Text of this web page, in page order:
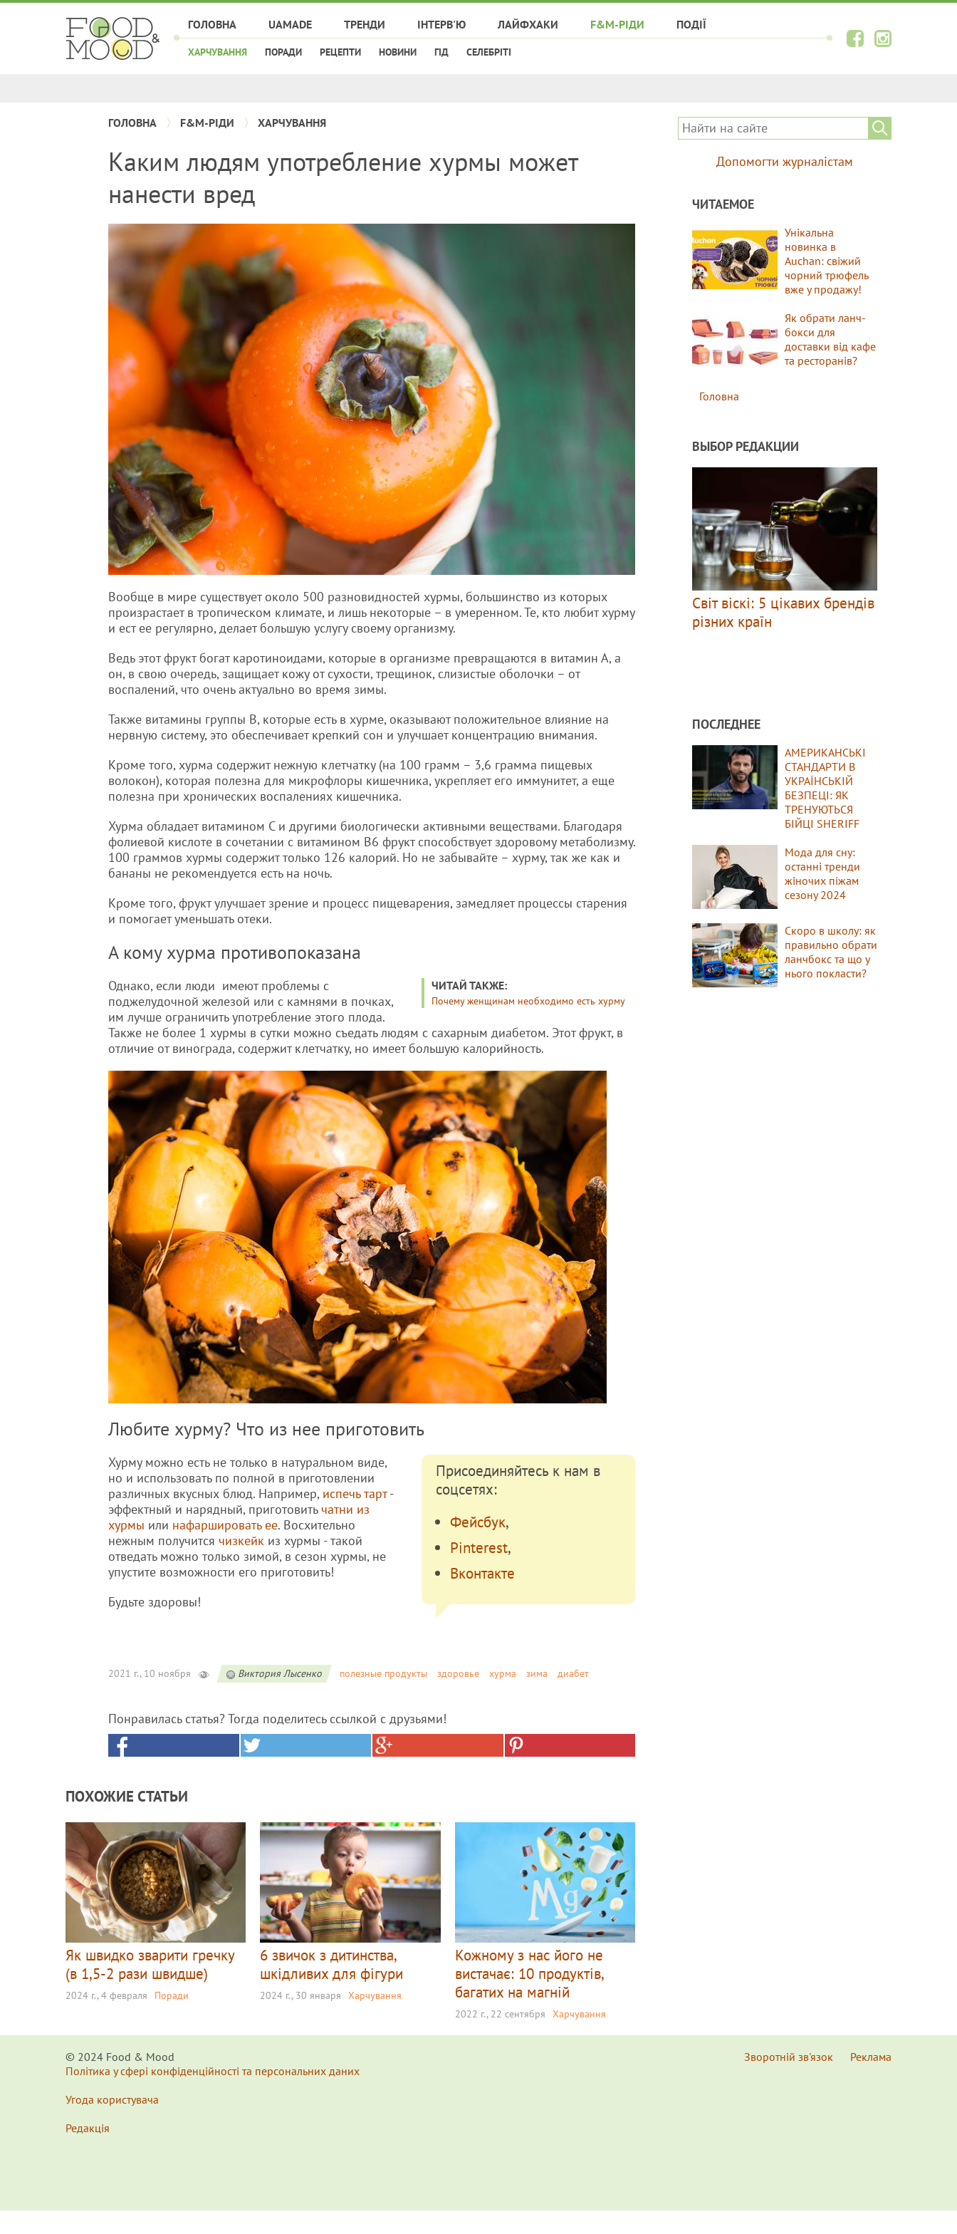
ГОЛОВНА UAMADE ТРЕНДИ ІНТЕРВ'Ю ЛАЙФХАКИ F&M-РІДИ
ХАРЧУВАННЯ ПОРАДИ РЕЦЕПТИ НОВИНИ ГІД СЕЛЕБРІТІ
ПОДІЇ
ГОЛОВНА F&M-РІДИ ХАРЧУВАННЯ
Каким людям употребление хурмы может
нанести вред
Вообще в мире существует около 500 разновидностей хурмы, большинство из которых
произрастает в тропическом климате, и лишь некоторые – в умеренном. Те, кто любит хурму
и ест ее регулярно, делает большую услугу своему организму.
Ведь этот фрукт богат каротиноидами, которые в организме превращаются в витамин А, а
он, в свою очередь, защищает кожу от сухости, трещинок, слизистые оболочки – от
воспалений, что очень актуально во время зимы.
Также витамины группы B, которые есть в хурме, оказывают положительное влияние на
нервную систему, это обеспечивает крепкий сон и улучшает концентрацию внимания.
Кроме того, хурма содержит нежную клетчатку (на 100 грамм – 3,6 грамма пищевых
волокон), которая полезна для микрофлоры кишечника, укрепляет его иммунитет, а еще
полезна при хронических воспалениях кишечника.
Хурма обладает витамином С и другими биологически активными веществами. Благодаря
фолиевой кислоте в сочетании с витамином В6 фрукт способствует здоровому метаболизму.
100 граммов хурмы содержит только 126 калорий. Но не забывайте – хурму, так же как и
бананы не рекомендуется есть на ночь.
Кроме того, фрукт улучшает зрение и процесс пищеварения, замедляет процессы старения
и помогает уменьшать отеки.
А кому хурма противопоказана
ЧИТАЙ ТАКЖЕ:
Почему женщинам необходимо есть хурму
Однако, если люди имеют проблемы с
поджелудочной железой или с камнями в почках,
им лучше ограничить употребление этого плода.
Также не более 1 хурмы в сутки можно съедать людям с сахарным диабетом. Этот фрукт, в
отличие от винограда, содержит клетчатку, но имеет большую калорийность.
Любите хурму? Что из нее приготовить
Присоединяйтесь к нам в
соцсетях:
Фейсбук,
Pinterest,
Вконтакте
Хурму можно есть не только в натуральном виде,
но и использовать по полной в приготовлении
различных вкусных блюд. Например, испечь тарт-
эффектный и нарядный, приготовитьчатни из
хурмы или нафаршировать ее. Восхительно
нежным получится чизкейк из хурмы - такой
отведать можно только зимой, в сезон хурмы, не
упустите возможности его приготовить!
Будьте здоровы!
2021 г., 10 ноября Виктория Лысенко полезные продукты здоровье хурма зима диабет
Понравилась статья? Тогда поделитесь ссылкой с друзьями!
ПОХОЖИЕ СТАТЬИ
Як швидко зварити гречку
(в 1,5-2 рази швидше)
2024 г., 4 февраля Поради
6 звичок з дитинства,
шкідливих для фігури
2024 г., 30 января Харчування
Кожному з нас його не
вистачає: 10 продуктів,
багатих на магній
2022 г., 22 сентября Харчування
Допомогти журналістам
ЧИТАЕМОЕ
Унікальна
новинка в
Auchan: свіжий
чорний трюфель
вже у продажу!
Як обрати ланч-
бокси для
доставки від кафе
та ресторанів?
Головна
ВЫБОР РЕДАКЦИИ
Світ віскі: 5 цікавих брендів
різних країн
ПОСЛЕДНЕЕ
АМЕРИКАНСЬКІ
СТАНДАРТИ В
УКРАЇНСЬКІЙ
БЕЗПЕЦІ: ЯК
ТРЕНУЮТЬСЯ
БІЙЦІ SHERIFF
Мода для сну:
останні тренди
жіночих піжам
сезону 2024
Скоро в школу: як
правильно обрати
ланчбокс та що у
нього покласти?
© 2024 Food & Мood
Політика у сфері конфіденційності та персональних даних
Угода користувача
Редакція
Зворотній зв'язок Реклама